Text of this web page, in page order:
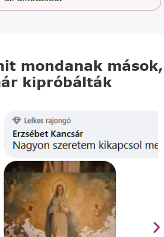
mondanak mások,
kipróbálták